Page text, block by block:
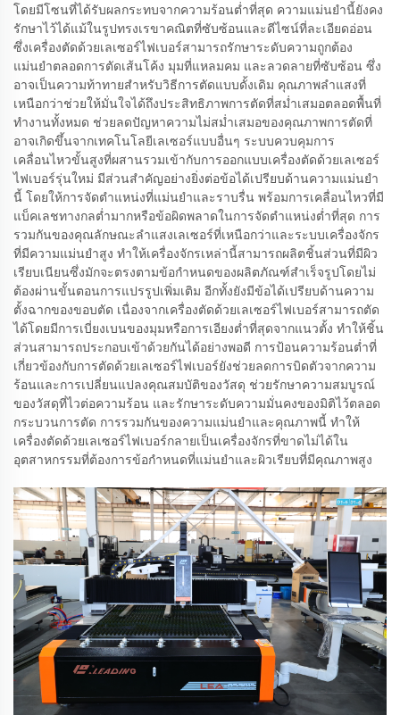
โดยมีโซนที่ได้รับผลกระทบจากความร้อนต่ำที่สุด ความแม่นยำนี้ยังคง
รักษาไว้ได้แม้ในรูปทรงเรขาคณิตที่ซับซ้อนและดีไซน์ที่ละเอียดอ่อน
ซึ่งเครื่องตัดด้วยเลเซอร์ไฟเบอร์สามารถรักษาระดับความถูกต้อง
แม่นยำตลอดการตัดเส้นโค้ง มุมที่แหลมคม และลวดลายที่ซับซ้อน ซึ่ง
อาจเป็นความท้าทายสำหรับวิธีการตัดแบบดั้งเดิม คุณภาพลำแสงที่
เหนือกว่าช่วยให้มั่นใจได้ถึงประสิทธิภาพการตัดที่สม่ำเสมอตลอดพื้นที่
ทำงานทั้งหมด ช่วยลดปัญหาความไม่สม่ำเสมอของคุณภาพการตัดที่
อาจเกิดขึ้นจากเทคโนโลยีเลเซอร์แบบอื่นๆ ระบบควบคุมการ
เคลื่อนไหวขั้นสูงที่ผสานรวมเข้ากับการออกแบบเครื่องตัดด้วยเลเซอร์
ไฟเบอร์รุ่นใหม่ มีส่วนสำคัญอย่างยิ่งต่อข้อได้เปรียบด้านความแม่นยำ
นี้ โดยให้การจัดตำแหน่งที่แม่นยำและราบรื่น พร้อมการเคลื่อนไหวที่มี
แบ็คเลชทางกลต่ำมากหรือข้อผิดพลาดในการจัดตำแหน่งต่ำที่สุด การ
รวมกันของคุณลักษณะลำแสงเลเซอร์ที่เหนือกว่าและระบบเครื่องจักร
ที่มีความแม่นยำสูง ทำให้เครื่องจักรเหล่านี้สามารถผลิตชิ้นส่วนที่มีผิว
เรียบเนียนซึ่งมักจะตรงตามข้อกำหนดของผลิตภัณฑ์สำเร็จรูปโดยไม่
ต้องผ่านขั้นตอนการแปรรูปเพิ่มเติม อีกทั้งยังมีข้อได้เปรียบด้านความ
ตั้งฉากของขอบตัด เนื่องจากเครื่องตัดด้วยเลเซอร์ไฟเบอร์สามารถตัด
ได้โดยมีการเบี่ยงเบนของมุมหรือการเอียงต่ำที่สุดจากแนวตั้ง ทำให้ชิ้น
ส่วนสามารถประกอบเข้าด้วยกันได้อย่างพอดี การป้อนความร้อนต่ำที่
เกี่ยวข้องกับการตัดด้วยเลเซอร์ไฟเบอร์ยังช่วยลดการบิดตัวจากความ
ร้อนและการเปลี่ยนแปลงคุณสมบัติของวัสดุ ช่วยรักษาความสมบูรณ์
ของวัสดุที่ไวต่อความร้อน และรักษาระดับความมั่นคงของมิติไว้ตลอด
กระบวนการตัด การรวมกันของความแม่นยำและคุณภาพนี้ ทำให้
เครื่องตัดด้วยเลเซอร์ไฟเบอร์กลายเป็นเครื่องจักรที่ขาดไม่ได้ใน
อุตสาหกรรมที่ต้องการข้อกำหนดที่แม่นยำและผิวเรียบที่มีคุณภาพสูง